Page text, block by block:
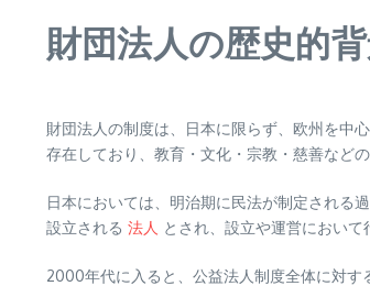
財団法人の歴史的
財団法人の制度は、日本に限らず、欧州を中
存在しており、教育・文化・宗教・慈善など
日本においては、明治期に民法が制定される
設立される 法人 とされ、設立や運営におい
2000年代に入ると、公益法人制度全体に対